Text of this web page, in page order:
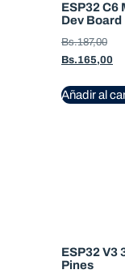
ESP32 C6
Dev Board
Bs.187,00
Bs.165,00
Añadir al
ESP32 V3
Pines